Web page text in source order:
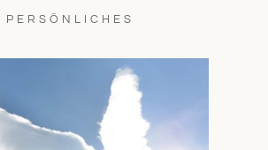
PERSÖNLICHES